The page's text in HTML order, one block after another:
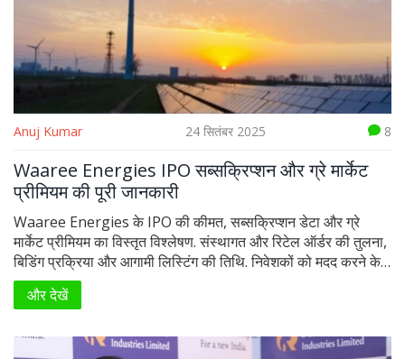
Anuj Kumar 24 सितंबर 2025 8
Waaree Energies IPO सब्सक्रिप्शन और ग्रे मार्केट
प्रीमियम की पूरी जानकारी
Waaree Energies के IPO की कीमत, सब्सक्रिप्शन डेटा और ग्रे
मार्केट प्रीमियम का विस्तृत विश्लेषण. संस्थागत और रिटेल ऑर्डर की तुलना,
बिडिंग प्रक्रिया और आगामी लिस्टिंग की तिथि. निवेशकों को मदद करने के
लिए मुख्य आंकड़े और संभावित जोखिमों की झलक.
और देखें